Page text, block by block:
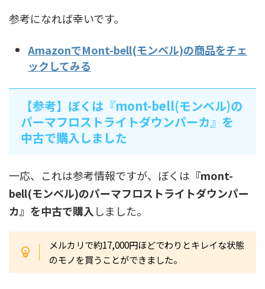
参考になれば幸いです。
AmazonでMont-bell(モンベル)の商品をチェ
ックしてみる
【参考】ぼくは『mont-bell(モンベル)の
パーマフロストライトダウンパーカ』を
中古で購入しました
一応、これは参考情報ですが、ぼくは 『mont-
bell(モンベル)のパーマフロストライトダウンパー
カ』を中古で購入 しました。
メルカリで約17,000円ほどでわりとキレイな状態
のモノを買うことができました。